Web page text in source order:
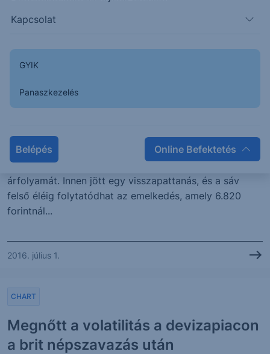
Kapcsolat
GYIK
Panaszkezelés
Belépés Online Befektetés
A Richter nyújtja a legjobb
A Brexitet követő pánikban a 200 napos mozgóátlag
illetve a 6.160 forintos támasz állította meg az OTP
árfolyamát. Innen jött egy visszapattanás, és a sáv
felső éléig folytatódhat az emelkedés, amely 6.820
forintnál...
2016. július 1.
Megnőtt a volatilitás a devizapiacon
a brit népszavazás után
CHART